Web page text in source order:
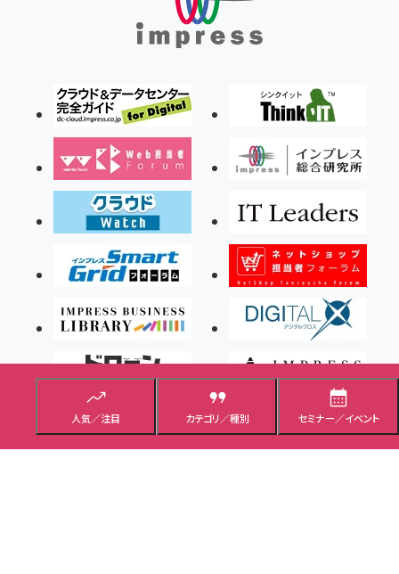
人気／注目 カテゴリ／種別 セミナー／イベント